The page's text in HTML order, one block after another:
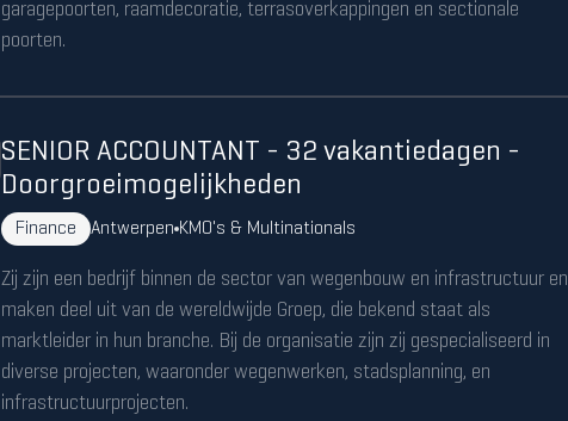
garagepoorten, raamdecoratie, terrasoverkappingen en sectionale
poorten.
SENIOR ACCOUNTANT - 32 vakantiedagen -
Doorgroeimogelijkheden
Finance Antwerpen KMO's & Multinationals
Zij zijn een bedrijf binnen de sector van wegenbouw en infrastructuur en
maken deel uit van de wereldwijde Groep, die bekend staat als
marktleider in hun branche. Bij de organisatie zijn zij gespecialiseerd in
diverse projecten, waaronder wegenwerken, stadsplanning, en
infrastructuurprojecten.